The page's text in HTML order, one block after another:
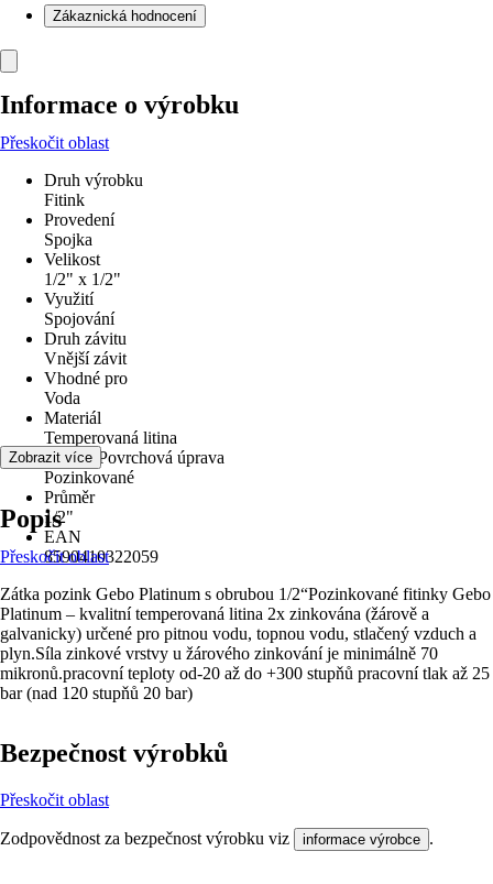
Zákaznická hodnocení
Informace o výrobku
Přeskočit oblast
Druh výrobku
Fitink
Provedení
Spojka
Velikost
1/2" x 1/2"
Využití
Spojování
Druh závitu
Vnější závit
Vhodné pro
Voda
Materiál
Temperovaná litina
Povrch/Povrchová úprava
Pozinkované
Průměr
1/2"
EAN
8590410322059
Zobrazit více
Popis
Přeskočit oblast
Zátka pozink Gebo Platinum s obrubou 1/2“Pozinkované fitinky Gebo
Platinum – kvalitní temperovaná litina 2x zinkována (žárově a
galvanicky) určené pro pitnou vodu, topnou vodu, stlačený vzduch a
plyn.Síla zinkové vrstvy u žárového zinkování je minimálně 70
mikronů.pracovní teploty od-20 až do +300 stupňů pracovní tlak až 25
bar (nad 120 stupňů 20 bar)
Bezpečnost výrobků
Přeskočit oblast
Zodpovědnost za bezpečnost výrobku viz informace výrobce .